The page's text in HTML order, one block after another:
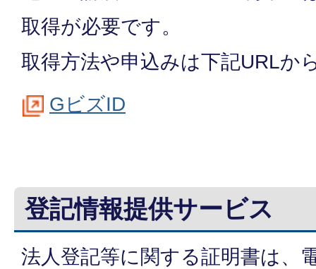
取得が必要です。
取得方法や申込みは下記URLか
GビズID
登記情報提供サービス
法人登記等に関する証明書は、